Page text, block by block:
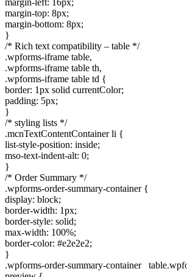
margin-top: 8px;
margin-bottom: 8px;
}
/* Rich text compatibility – table */
.wpforms-iframe table,
.wpforms-iframe table th,
.wpforms-iframe table td {
border: 1px solid currentColor;
padding: 5px;
}
/* styling lists */
.mcnTextContentContainer li {
list-style-position: inside;
mso-text-indent-alt: 0;
}
/* Order Summary */
.wpforms-order-summary-container {
display: block;
border-width: 1px;
border-style: solid;
max-width: 100%;
border-color: #e2e2e2;
}
.wpforms-order-summary-container